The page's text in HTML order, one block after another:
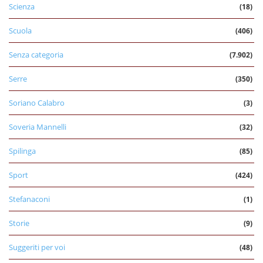
Scienza (18)
Scuola (406)
Senza categoria (7.902)
Serre (350)
Soriano Calabro (3)
Soveria Mannelli (32)
Spilinga (85)
Sport (424)
Stefanaconi (1)
Storie (9)
Suggeriti per voi (48)